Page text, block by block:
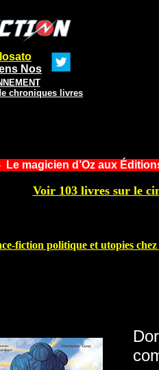
Nos
chroniques livres
Le magicien d’Oz aux
Voir 103 livres sur le
fiction politique et utopies chez